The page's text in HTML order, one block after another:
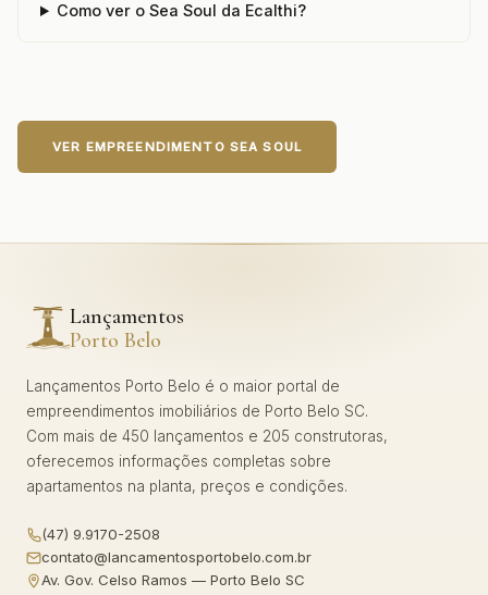
Como ver o Sea Soul da Ecalthi?
VER EMPREENDIMENTO SEA SOUL
Lançamentos
Porto Belo
Lançamentos Porto Belo é o maior portal de
empreendimentos imobiliários de Porto Belo SC.
Com mais de 450 lançamentos e 205 construtoras,
oferecemos informações completas sobre
apartamentos na planta, preços e condições.
(47) 9.9170-2508
contato@lancamentosportobelo.com.br
Av. Gov. Celso Ramos — Porto Belo SC